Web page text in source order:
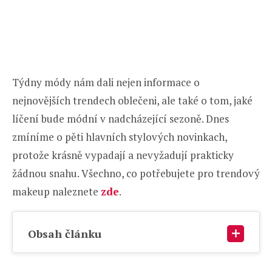
Týdny módy nám dali nejen informace o
nejnovějších trendech oblečeni, ale také o tom, jaké
líčení bude módní v nadcházející sezoně. Dnes
zmíníme o pěti hlavních stylových novinkach,
protože krásně vypadají a nevyžadují prakticky
žádnou snahu. Všechno, co potřebujete pro trendový
makeup naleznete zde.
Obsah článku